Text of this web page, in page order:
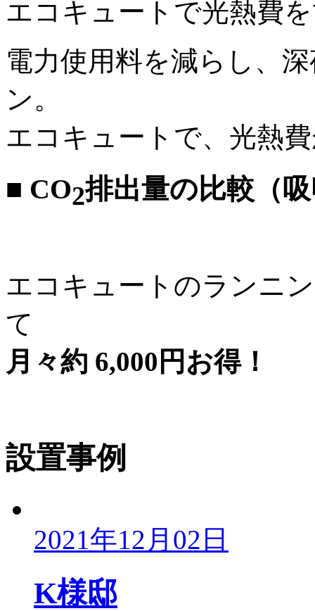
エコキュートで光熱費
電力使用料を減らし、
ン。
エコキュートで、光熱
■ CO2排出量の比較（
エコキュートのランニ
て
月々約 6,000円お得！
設置事例
2021年12月02日
K様邸